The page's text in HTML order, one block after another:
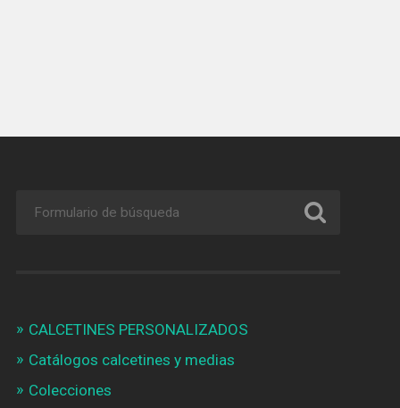
CALCETINES PERSONALIZADOS
Catálogos calcetines y medias
Colecciones